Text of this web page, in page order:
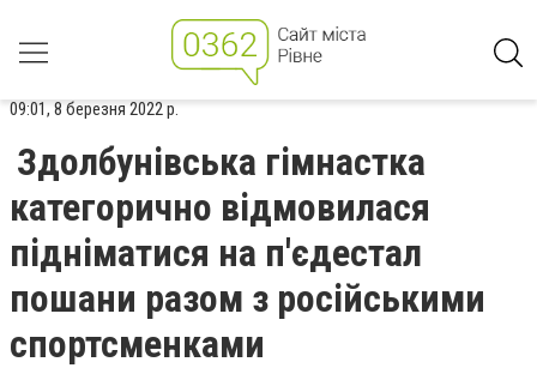
09:01, 8 березня 2022 р.
Здолбунівська гімнастка
категорично відмовилася
підніматися на п'єдестал
пошани разом з російськими
спортсменками